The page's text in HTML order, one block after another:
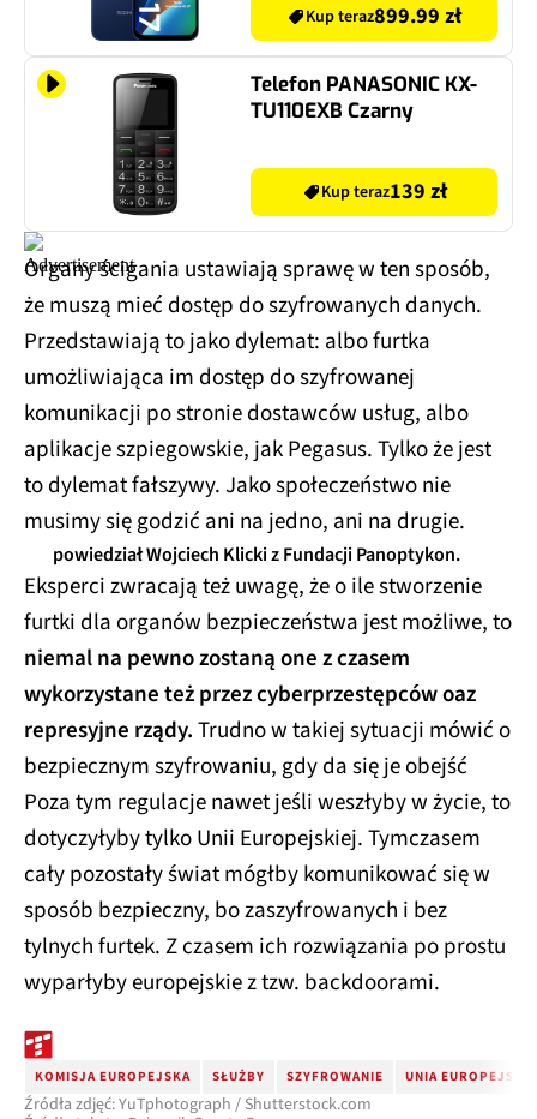
Kup teraz899.99 zł
Telefon PANASONIC KX-
TU110EXB Czarny
Kup teraz139 zł
Organy ścigania ustawiają sprawę w ten sposób,
że muszą mieć dostęp do szyfrowanych danych.
Przedstawiają to jako dylemat: albo furtka
umożliwiająca im dostęp do szyfrowanej
komunikacji po stronie dostawców usług, albo
aplikacje szpiegowskie, jak Pegasus. Tylko że jest
to dylemat fałszywy. Jako społeczeństwo nie
musimy się godzić ani na jedno, ani na drugie.
powiedział Wojciech Klicki z Fundacji Panoptykon.
Eksperci zwracają też uwagę, że o ile stworzenie
furtki dla organów bezpieczeństwa jest możliwe, to
niemal na pewno zostaną one z czasem
wykorzystane też przez cyberprzestępców oaz
represyjne rządy.Trudno w takiej sytuacji mówić o
bezpiecznym szyfrowaniu, gdy da się je obejść
Poza tym regulacje nawet jeśli weszłyby w życie, to
dotyczyłyby tylko Unii Europejskiej. Tymczasem
cały pozostały świat mógłby komunikować się w
sposób bezpieczny, bo zaszyfrowanych i bez
tylnych furtek. Z czasem ich rozwiązania po prostu
wyparłyby europejskie z tzw. backdoorami.
KOMISJA EUROPEJSKA SŁUŻBY SZYFROWANIE UNIA EUROPEJSKA
Źródła zdjęć: YuTphotograph / Shutterstock.com